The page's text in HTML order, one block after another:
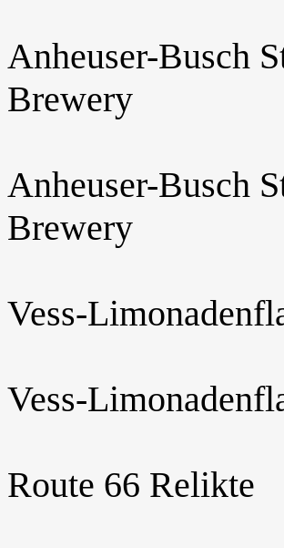
Anheuser-Busch
Brewery
Anheuser-Busch
Brewery
Vess-
Vess-
Route 66 Relikte